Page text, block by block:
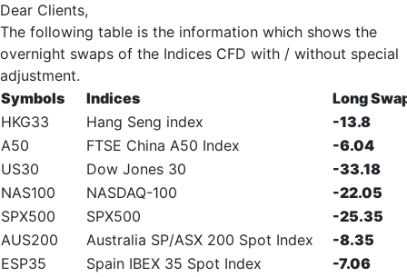
Dear Clients,
The following table is the information which shows the
overnight swaps of the Indices CFD with / without special
adjustment.
Symbols
Indices
Long
HKG33
Hang Seng index
-13.8
A50
FTSE China A50 Index
-6.04
US30
Dow Jones 30
-33.18
NAS100
NASDAQ-100
-22.05
SPX500
SPX500
-25.35
AUS200
Australia SP/ASX 200 Spot Index
-8.35
ESP35
Spain IBEX 35 Spot Index
-7.06